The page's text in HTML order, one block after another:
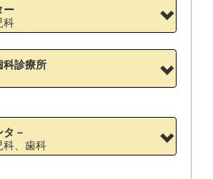
ー
科
科診療所
－
科、歯科